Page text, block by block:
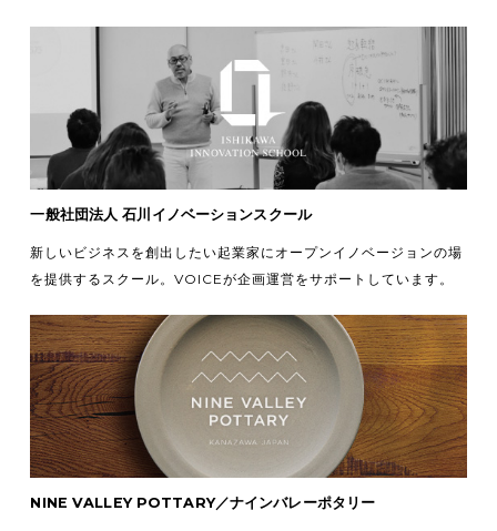
一般社団法人 石川イノベーションスクール
新しいビジネスを創出したい起業家にオープンイノベージョンの場
を提供するスクール。VOICEが企画運営をサポートしています。
NINE VALLEY POTTARY／ナインバレーポタリー